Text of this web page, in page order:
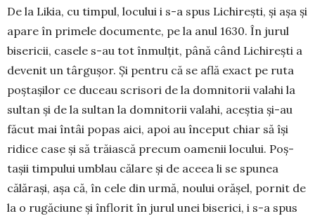
De la Likia, cu timpul, locului i s-a spus Lichirești, și așa și
apare în primele documente, pe la anul 1630. În jurul
bisericii, casele s-au tot înmulțit, până când Lichirești a
devenit un târgușor. Și pentru că se află exact pe ruta
poștașilor ce duceau scrisori de la domnitorii valahi la
sultan și de la sultan la domnitorii valahi, aceștia și-au
fă­cut mai întâi popas aici, apoi au început chiar să își
ridice case și să trăiască precum oamenii locului. Poș­
tașii timpului umblau călare și de aceea li se spu­nea
călărași, așa că, în cele din urmă, noului orășel, pornit de
la o rugăciune și înflorit în jurul unei biserici, i s-a spus